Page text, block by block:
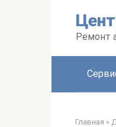
Ремонт
Главная »